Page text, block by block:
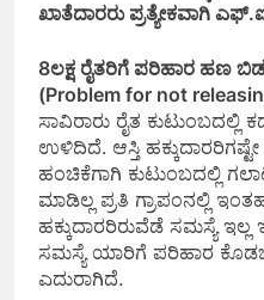
ಖಾತೆದಾರರು ಪ್ರತ್ಯೇಕವಾಗಿ
8ಲಕ್ಷ ರೈತರಿಗೆ ಪರಿಹಾರ ಹಣ
(Problem for not
ಸಾವಿರಾರು ರೈತ ಕುಟುಂಬದಲ್ಲಿ
ಉಳಿದಿದೆ. ಆಸ್ತಿ
ಹಂಚಿಕೆಗಾಗಿ ಕುಟುಂಬದಲ್ಲಿ
ಮಾಡಿಲ್ಲ ಪ್ರತಿ ಗ್ರಾಪಂನಲ್ಲಿ
ಹಕ್ಕುದಾರರಿರುವೆಡೆ ಸಮಸ್ಯೆ ಇಲ್ಲ
ಸಮಸ್ಯೆ ಯಾರಿಗೆ ಪರಿಹಾರ
ಎದುರಾಗಿದೆ.